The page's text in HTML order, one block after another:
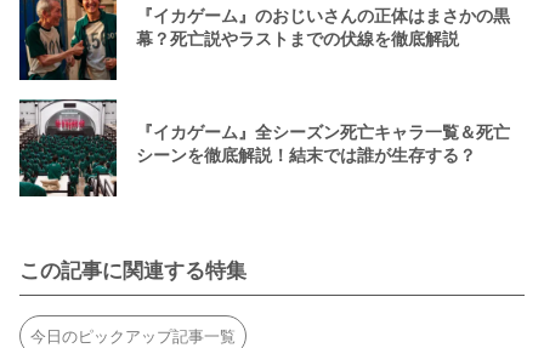
『イカゲーム』のおじいさんの正体はまさかの黒
幕？死亡説やラストまでの伏線を徹底解説
『イカゲーム』全シーズン死亡キャラ一覧＆死亡
シーンを徹底解説！結末では誰が生存する？
この記事に関連する特集
今日のピックアップ記事一覧